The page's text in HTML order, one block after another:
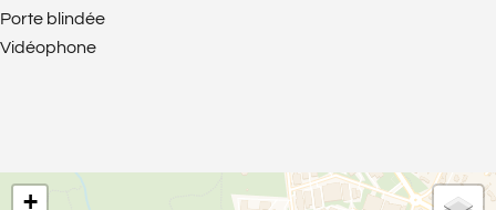
Porte blindée
Vidéophone
+